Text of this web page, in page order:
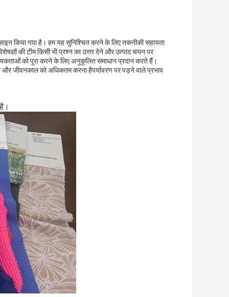
किया गया है। हम यह सुनिश्चित करने के लिए तकनीकी सहायता
की टीम किसी भी प्रश्न का उत्तर देने और उत्पाद चयन पर
को पूरा करने के लिए अनुकूलित समाधान प्रदान करते हैं।
जीवनकाल को अधिकतम करना हैपर्यावरण पर पड़ने वाले प्रभाव